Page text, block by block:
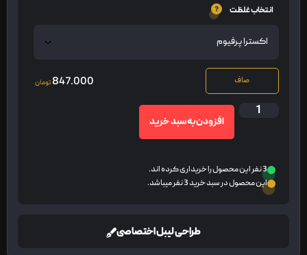
انتخاب غلظت
صاف 847.000 تومان
افزودن به سبد خرید
3 نفر این محصول را خریداری کرده اند.
این محصول در سبد خرید 3 نفر میباشد.
طراحی لیبل اختصاصی